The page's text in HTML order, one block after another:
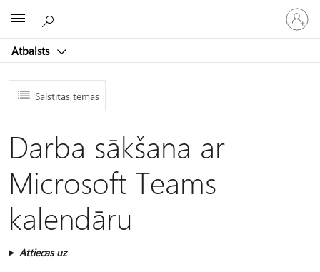
Atbalsts
savā
kontā
Saistītās tēmas
Darba sākšana ar
Microsoft Teams
kalendāru
Attiecas uz